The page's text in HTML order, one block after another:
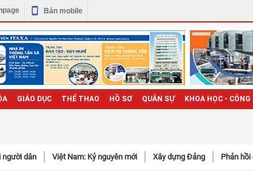
Bản mobile
GIÁO DỤC THỂ THAO HỒ SƠ QUÂN SỰ KHOA HỌC - CÔNG
người dân Việt Nam: Kỷ nguyên mới Xây dựng Đảng Phản hồi